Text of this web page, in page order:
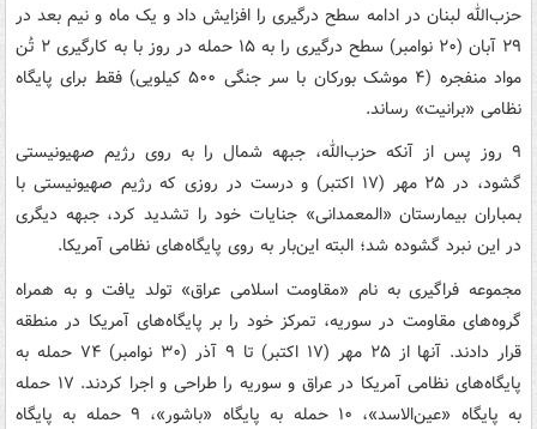
حزب‌الله لبنان در ادامه سطح درگیری را افزایش داد و یک ماه و نیم بعد در
۲۹ آبان (۲۰ نوامبر) سطح درگیری را به ۱۵ حمله در روز با به کارگیری ۲ تُن
مواد منفجره (۴ موشک بورکان با سر جنگی ۵۰۰ کیلویی) فقط برای پایگاه
نظامی «برانیت» رساند.
۹ روز پس از آنکه حزب‌الله، جبهه شمال را به روی رژیم صهیونیستی
گشود، در ۲۵ مهر (۱۷ اکتبر) و درست در روزی که رژیم صهیونیستی با
بمباران بیمارستان «المعمدانی» جنایات خود را تشدید کرد، جبهه دیگری
در این نبرد گشوده شد؛ البته این‌بار به روی پایگاه‌های نظامی آمریکا.
مجموعه فراگیری به نام «مقاومت اسلامی عراق» تولد یافت و به همراه
گروه‌های مقاومت در سوریه، تمرکز خود را بر پایگاه‌های آمریکا در منطقه
قرار دادند. آنها از ۲۵ مهر (۱۷ اکتبر) تا ۹ آذر (۳۰ نوامبر) ۷۴ حمله به
پایگاه‌های نظامی آمریکا در عراق و سوریه را طراحی و اجرا کردند. ۱۷ حمله
به پایگاه «عین‌الاسد»، ۱۰ حمله به پایگاه «باشور»، ۹ حمله به پایگاه